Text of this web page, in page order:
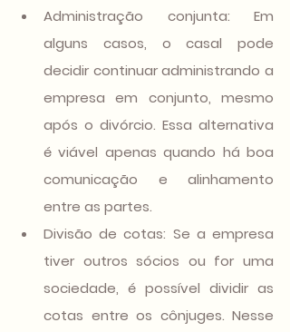
Administração conjunta: Em
alguns casos, o casal pode
decidir continuar administrando a
empresa em conjunto, mesmo
após o divórcio. Essa alternativa
é viável apenas quando há boa
comunicação e alinhamento
entre as partes.
Divisão de cotas: Se a empresa
tiver outros sócios ou for uma
sociedade, é possível dividir as
cotas entre os cônjuges. Nesse